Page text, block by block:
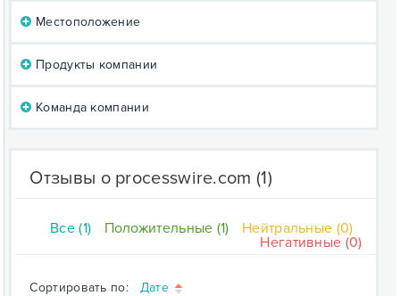
Местоположение
Продукты компании
Команда компании
Отзывы о processwire.com (1)
Все (1) Положительные (1)
Нейтральные (0)
Негативные (0)
Сортировать по: Дате